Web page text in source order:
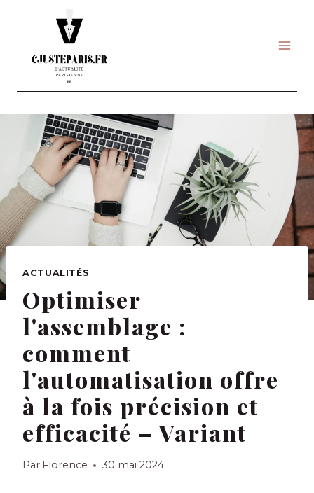
ACTUALITÉS
Optimiser
l'assemblage :
comment
l'automatisation offre
à la fois précision et
efficacité – Variant
Par Florence 30 mai 2024